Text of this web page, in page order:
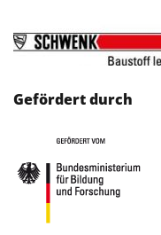
Gefördert durch